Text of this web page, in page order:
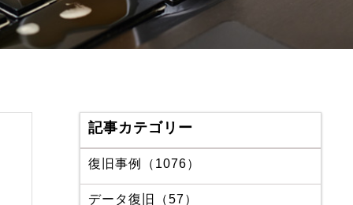
記事カテゴリー
復旧事例（1076）
データ復旧（57）